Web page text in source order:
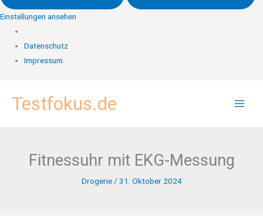
Einstellungen ansehen
Datenschutz
Impressum
InhaltTestfokus.de
Fitnessuhr mit EKG-Messung
Drogerie/ 31. Oktober 2024